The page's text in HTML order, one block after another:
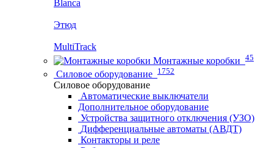
Blanca
Этюд
MultiTrack
Монтажные коробки 45
Силовое оборудование 1752
Силовое оборудование
Автоматические выключатели
Дополнительное оборудование
Устройства защитного отключения (УЗО)
Дифференциальные автоматы (АВДТ)
Контакторы и реле